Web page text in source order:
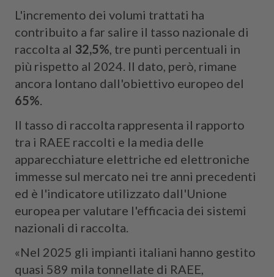
L'incremento dei volumi trattati ha
contribuito a far salire il tasso nazionale di
raccolta al 32,5% , tre punti percentuali in
più rispetto al 2024. Il dato, però, rimane
ancora lontano dall'obiettivo europeo del
65%
Il tasso di raccolta rappresenta il rapporto
tra i RAEE raccolti e la media delle
apparecchiature elettriche ed elettroniche
immesse sul mercato nei tre anni precedenti
ed è l'indicatore utilizzato dall'Unione
europea per valutare l'efficacia dei sistemi
nazionali di raccolta.
«Nel 2025 gli impianti italiani hanno gestito
quasi 589 mila tonnellate di RAEE,